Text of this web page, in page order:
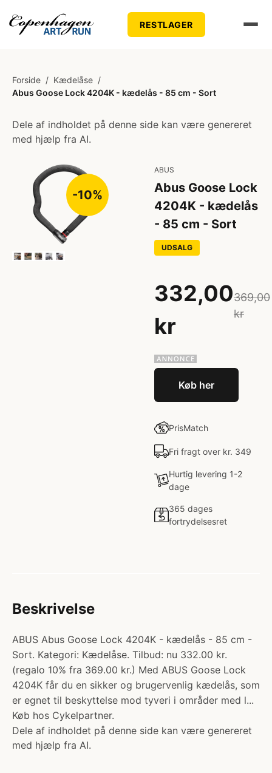
RESTLAGER
Forside / Kædelåse /
Abus Goose Lock 4204K - kædelås - 85 cm - Sort
Dele af indholdet på denne side kan være genereret
med hjælp fra AI.
-10%
ABUS
Abus Goose Lock
4204K - kædelås
- 85 cm - Sort
UDSALG
332,00
kr
369,00
kr
Køb her
PrisMatch
Fri fragt over kr. 349
Hurtig levering 1-2
dage
365 dages
fortrydelsesret
Beskrivelse
ABUS Abus Goose Lock 4204K - kædelås - 85 cm -
Sort. Kategori: Kædelåse. Tilbud: nu 332.00 kr.
(regalo 10% fra 369.00 kr.) Med ABUS Goose Lock
4204K får du en sikker og brugervenlig kædelås, som
er egnet til beskyttelse mod tyveri i områder med l...
Køb hos Cykelpartner.
Dele af indholdet på denne side kan være genereret
med hjælp fra AI.